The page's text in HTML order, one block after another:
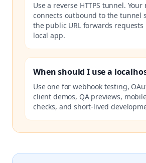
Use a reverse HTTPS tunnel.
connects outbound to the tunnel
the public URL forwards requests
local app.
When should I use a
Use one for webhook testing,
client demos, QA previews,
checks, and short-lived